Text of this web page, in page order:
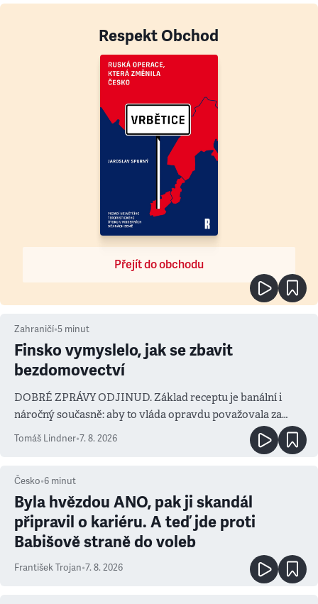
Respekt Obchod
Přejít do obchodu
Zahraničí•5 minut
Finsko vymyslelo, jak se zbavit
bezdomovectví
DOBRÉ ZPRÁVY ODJINUD. Základ receptu je banální i
náročný současně: aby to vláda opravdu považovala za
prioritu
Tomáš Lindner•7. 8. 2026
Česko•6 minut
Byla hvězdou ANO, pak ji skandál
připravil o kariéru. A teď jde proti
Babišově straně do voleb
František Trojan•7. 8. 2026